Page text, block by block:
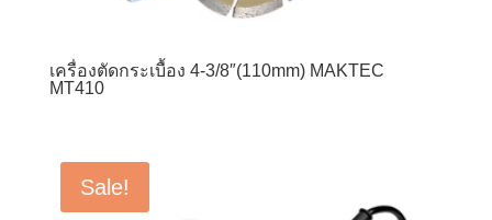
เครื่องตัดกระเบื้อง 4-3/8″(110mm) MAKTEC
MT410
Sale!